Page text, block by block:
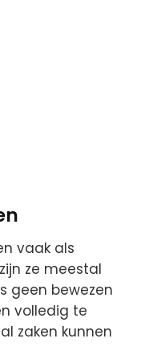
vaak als
ze meestal
geen bewezen
volledig te
zaken kunnen